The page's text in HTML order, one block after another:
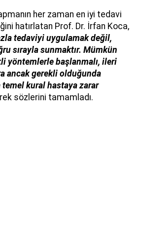
her zaman en iyi tedavi
hatırlatan Prof. Dr. İrfan Koca,
tedaviyi uygulamak değil,
sırayla sunmaktır. Mümkün
yöntemlerle başlanmalı, ileri
ancak gerekli olduğunda
kural hastaya zarar
sözlerini tamamladı.